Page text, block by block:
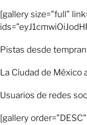
[gallery size="full"
Pistas desde
La Ciudad de México
Usuarios de redes
[gallery